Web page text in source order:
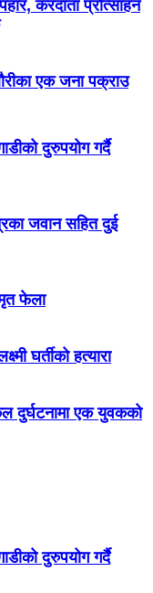
करदाता प्रोत्साहन
एक जना पक्राउ
दुरुपयोग गर्दै
जवान सहित दुई
फेला
घर्तीको हत्यारा
दुर्घटनामा एक युवकको
दुरुपयोग गर्दै